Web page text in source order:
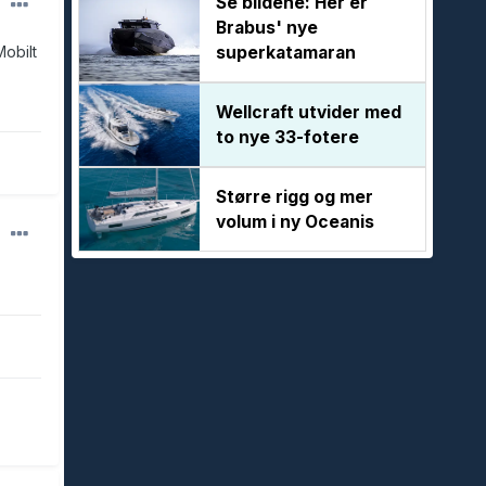
Brabus' nye
superkatamaran
Wellcraft utvider med
to nye 33-fotere
Større rigg og mer
volum i ny Oceanis